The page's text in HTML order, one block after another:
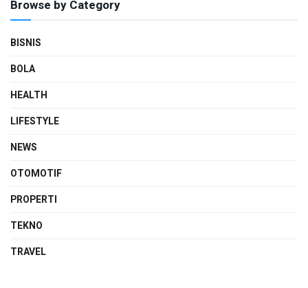
Browse by Category
BISNIS
BOLA
HEALTH
LIFESTYLE
NEWS
OTOMOTIF
PROPERTI
TEKNO
TRAVEL